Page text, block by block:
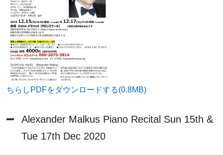
ちらしPDFをダウンロードする(0.8MB)
Alexander Malkus Piano Recital Sun 15th &
Tue 17th Dec 2020